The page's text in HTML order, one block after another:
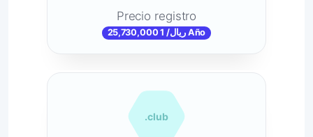
Precio registro
25,730,000 ریال/ 1 Año
.club